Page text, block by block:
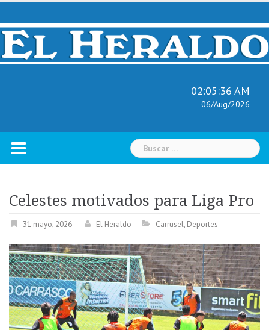
Skip
content
02:05:37 AM
06/Aug/2026
Buscar:
Celestes motivados para Liga Pro
31 mayo, 2026 El Heraldo Carrusel, Deportes